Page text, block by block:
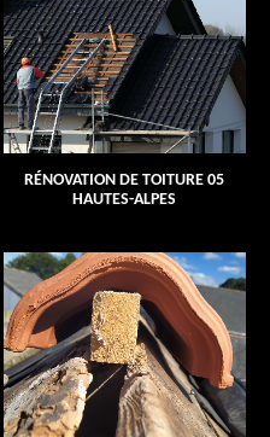
RÉNOVATION DE TOITURE 05
HAUTES-ALPES